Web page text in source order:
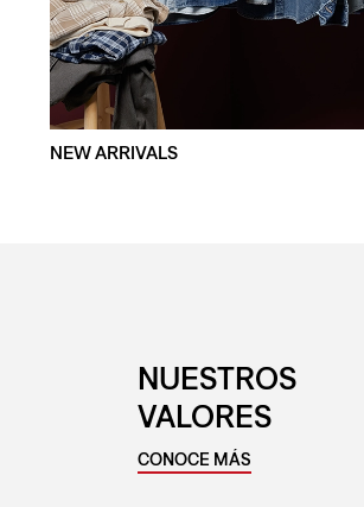
NEW ARRIVALS
NUESTROS
VALORES
CONOCE MÁS